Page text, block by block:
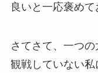
良いと一応褒めて
さてさて、一つ
観戦していない